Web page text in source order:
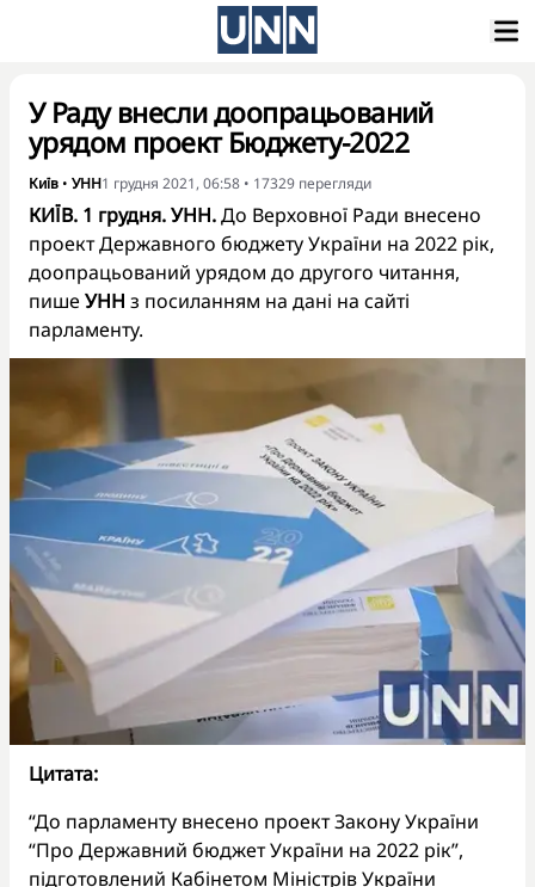
У Раду внесли доопрацьований
урядом проект Бюджету-2022
Київ • УНН1 грудня 2021, 06:58 • 17329 перегляди
КИЇВ. 1 грудня. УНН.До Верховної Ради внесено
проект Державного бюджету України на 2022 рік,
доопрацьований урядом до другого читання,
пише УНН з посиланням на дані на сайті
парламенту.
Цитата:
“До парламенту внесено проект Закону України
“Про Державний бюджет України на 2022 рік”,
підготовлений Кабінетом Міністрів України